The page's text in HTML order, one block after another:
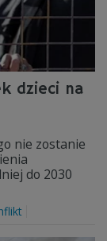
dzieci na
nie zostanie
do 2030